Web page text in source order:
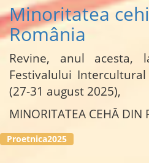
Minoritatea
România
Revine, anul
Festivalului Intercultural
(27-31 august 2025),
MINORITATEA CEHĂ DIN
...
Proetnica2025